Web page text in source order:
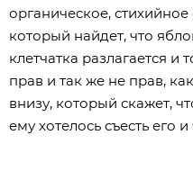
органическое,
который найдет, что
клетчатка разлагается и
прав и так же не прав,
внизу, который скажет,
ему хотелось съесть его